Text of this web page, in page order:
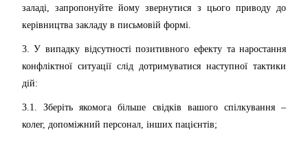
заладі, запропонуйте йому звернутися з цього приводу до
керівництва закладу в письмовій формі.
3. У випадку відсутності позитивного ефекту та наростання
конфліктної ситуації слід дотримуватися наступної тактики
дій:
3.1. Зберіть якомога більше свідків вашого спілкування –
колег, допоміжний персонал, інших пацієнтів;